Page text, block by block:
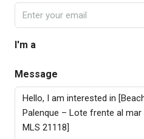
I'm a
Message